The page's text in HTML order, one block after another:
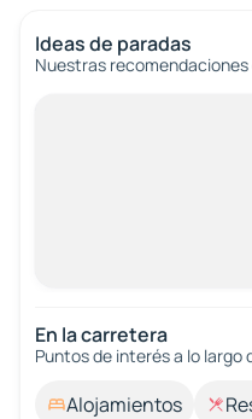
Ideas de paradas
Nuestras
En la carretera
Puntos de interés a lo largo
Alojamientos